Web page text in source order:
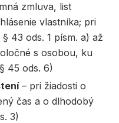
zmluva, list
vlastníka; pri
43 ods. 1 písm. a) až
s osobou, ku
45 ods. 6)
– pri žiadosti o
čas a o dlhodobý
3)